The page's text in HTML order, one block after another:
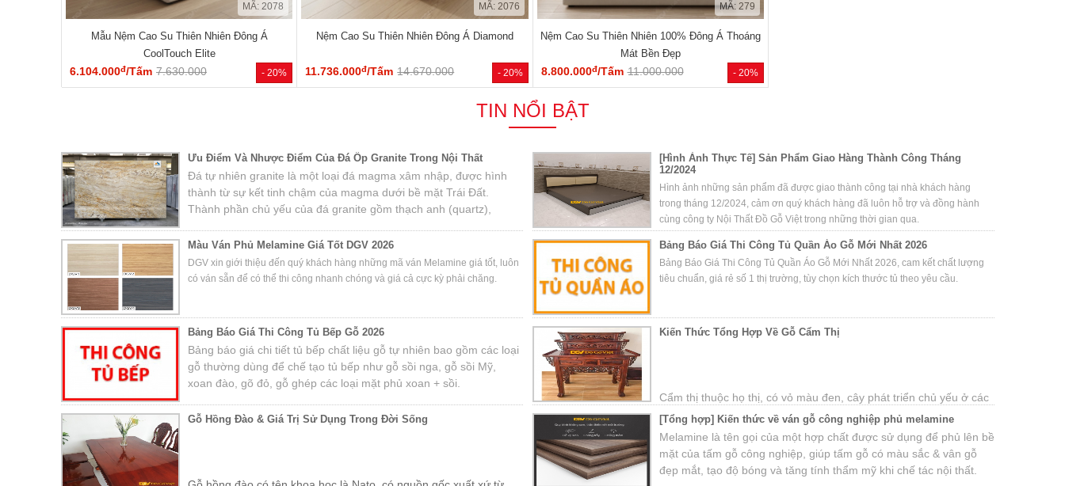
- 20%
MÃ: 2078
Mẫu Nệm Cao Su Thiên Nhiên Đông Á
CoolTouch Elite
6.104.000đ/Tấm 7.630.000 - 20%
MÃ: 2076
Nệm Cao Su Thiên Nhiên Đông Á Diamond
11.736.000đ/Tấm 14.670.000 - 20%
MÃ: 279
Nệm Cao Su Thiên Nhiên 100% Đông Á Thoáng
Mát Bền Đẹp
8.800.000đ/Tấm 11.000.000
TIN NỔI BẬT
Ưu Điểm Và Nhược Điểm Của Đá Ốp Granite Trong Nội Thất
Đá tự nhiên granite là một loại đá magma xâm nhập, được hình
thành từ sự kết tinh chậm của magma dưới bề mặt Trái Đất.
Thành phần chủ yếu của đá granite gồm thạch anh (quartz),
[Hình Ảnh Thực Tế] Sản Phẩm Giao Hàng Thành Công Tháng
12/2024
Hình ảnh những sản phẩm đã được giao thành công tại nhà khách hàng
trong tháng 12/2024, cảm ơn quý khách hàng đã luôn hỗ trợ và đồng hành
cùng công ty Nội Thất Đồ Gỗ Việt trong những thời gian qua.
Màu Ván Phủ Melamine Giá Tốt DGV 2026
DGV xin giới thiệu đến quý khách hàng những mã ván Melamine giá tốt, luôn
có ván sẵn để có thể thi công nhanh chóng và giá cả cực kỳ phải chăng.
Bảng Báo Giá Thi Công Tủ Quần Áo Gỗ Mới Nhất 2026
Bảng Báo Giá Thi Công Tủ Quần Áo Gỗ Mới Nhất 2026, cam kết chất lượng
tiêu chuẩn, giá rẻ số 1 thị trường, tùy chọn kích thước tủ theo yêu cầu.
Bảng Báo Giá Thi Công Tủ Bếp Gỗ 2026
Bảng báo giá chi tiết tủ bếp chất liệu gỗ tự nhiên bao gồm các loại
gỗ thường dùng để chế tạo tủ bếp như gỗ sồi nga, gỗ sồi Mỹ,
xoan đào, gõ đỏ, gỗ ghép các loại mặt phủ xoan + sồi.
Kiến Thức Tổng Hợp Về Gỗ Cẩm Thị
Cẩm thị thuộc họ thị, có vỏ màu đen, cây phát triển chủ yếu ở các
nước Đông Nam Á như Việt Nam, Lào, Campuchia… Ở Việt Nam,
vùng nhiều cẩm thị nhất là Phan Rang, Khánh Hòa và các tỉnh Tây
Nguyên. Trong đó, Phan Rang là nơi có gỗ cẩm thị được đánh giá
cao trong làng điêu khắc đồ gỗ mỹ nghệ.
Gỗ Hồng Đào & Giá Trị Sử Dụng Trong Đời Sống [Tổng hợp] Kiến thức về ván gỗ công nghiệp phủ melamine
Melamine là tên gọi của một hợp chất được sử dụng để phủ lên bề
mặt của tấm gỗ công nghiệp, giúp tấm gỗ có màu sắc & vân gỗ
đẹp mắt, tạo độ bóng và tăng tính thẩm mỹ khi chế tác nội thất.